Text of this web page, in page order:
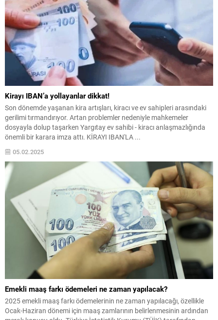
Kirayı IBAN’a yollayanlar dikkat!
Son dönemde yaşanan kira artışları, kiracı ve ev sahipleri arasındaki
gerilimi tırmandırıyor. Artan problemler nedeniyle mahkemeler
dosyayla dolup taşarken Yargıtay ev sahibi - kiracı anlaşmazlığında
önemli bir karara imza attı. KİRAYI IBAN'LA ...
05.02.2025
Emekli maaş farkı ödemeleri ne zaman yapılacak?
2025 emekli maaş farkı ödemelerinin ne zaman yapılacağı, özellikle
Ocak-Haziran dönemi için maaş zamlarının belirlenmesinin ardından